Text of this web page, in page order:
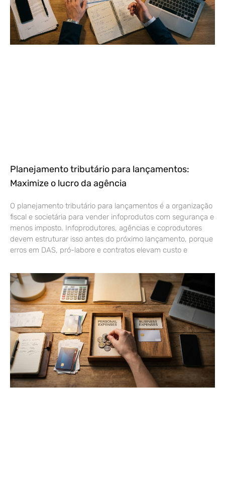
Planejamento tributário para lançamentos:
Maximize o lucro da agência
O planejamento tributário para lançamentos é a organização
fiscal e societária para vender infoprodutos com segurança e
menos imposto. Infoprodutores, agências e coprodutores
devem estruturar isso antes do próximo lançamento, porque
erros em DAS, pró-labore e contratos elevam custo e